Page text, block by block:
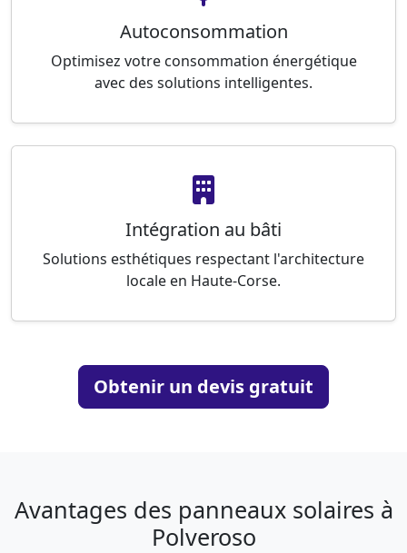
Autoconsommation
Optimisez votre consommation énergétique
avec des solutions intelligentes.
Intégration au bâti
Solutions esthétiques respectant l'architecture
locale en Haute-Corse.
Obtenir un devis gratuit
Avantages des panneaux solaires à
Polveroso